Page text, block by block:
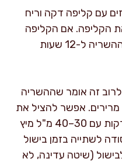
עם קליפה דקה וריח
הקליפה. אם הקליפה
עבה במיוחד, כדאי להאריך את ההשריה ל-12 שעות
לרוב זה אומר שההשריה
מרירים. אפשר להציל את
זה בשתי דרכים: לבשל עוד 10 דקות עם 30–40 מ"ל מיץ
או להוסיף 1–2 גרם סודה לשתייה בזמן בישול
(שיטה עדינה, לא